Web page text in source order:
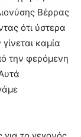
Βέρρας
ότι ύστερα
καμία
την φερόμενη